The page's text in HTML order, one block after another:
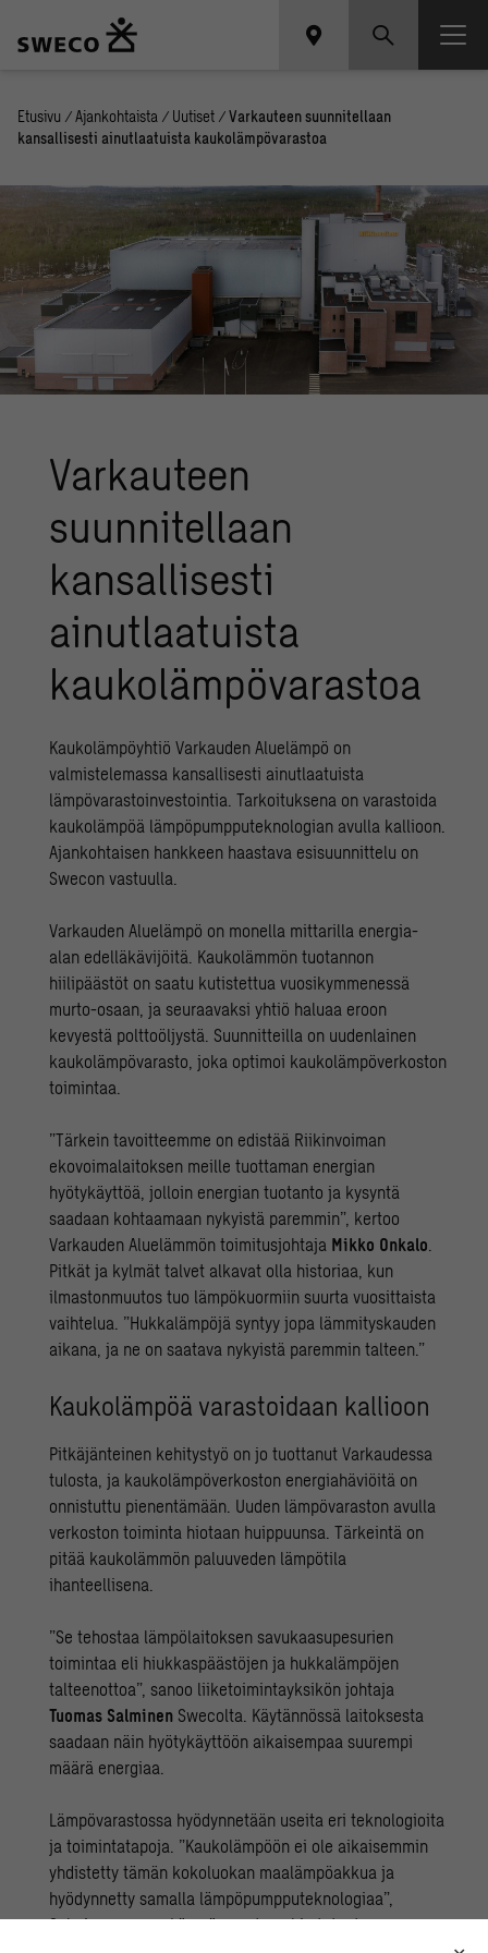
Etusivu / Ajankohtaista / Uutiset / Varkauteen suunnitellaan
kansallisesti ainutlaatuista kaukolämpövarastoa
Varkauteen
suunnitellaan
kansallisesti
ainutlaatuista
kaukolämpövarastoa
Kaukolämpöyhtiö Varkauden Aluelämpö on
valmistelemassa kansallisesti ainutlaatuista
lämpövarastoinvestointia. Tarkoituksena on varastoida
kaukolämpöä lämpöpumpputeknologian avulla kallioon.
Ajankohtaisen hankkeen haastava esisuunnittelu on
Swecon vastuulla.
Varkauden Aluelämpö on monella mittarilla energia-
alan edelläkävijöitä. Kaukolämmön tuotannon
hiilipäästöt on saatu kutistettua vuosikymmenessä
murto-osaan, ja seuraavaksi yhtiö haluaa eroon
kevyestä polttoöljystä. Suunnitteilla on uudenlainen
kaukolämpövarasto, joka optimoi kaukolämpöverkoston
toimintaa.
”Tärkein tavoitteemme on edistää Riikinvoiman
ekovoimalaitoksen meille tuottaman energian
hyötykäyttöä, jolloin energian tuotanto ja kysyntä
saadaan kohtaamaan nykyistä paremmin”, kertoo
Varkauden Aluelämmön toimitusjohtaja Mikko Onkalo
Pitkät ja kylmät talvet alkavat olla historiaa, kun
ilmastonmuutos tuo lämpökuormiin suurta vuosittaista
vaihtelua. ”Hukkalämpöjä syntyy jopa lämmityskauden
aikana, ja ne on saatava nykyistä paremmin talteen.”
Kaukolämpöä varastoidaan kallioon
Pitkäjänteinen kehitystyö on jo tuottanut Varkaudessa
tulosta, ja kaukolämpöverkoston energiahäviöitä on
onnistuttu pienentämään. Uuden lämpövaraston avulla
verkoston toiminta hiotaan huippuunsa. Tärkeintä on
pitää kaukolämmön paluuveden lämpötila
ihanteellisena.
”Se tehostaa lämpölaitoksen savukaasupesurien
toimintaa eli hiukkaspäästöjen ja hukkalämpöjen
talteenottoa”, sanoo liiketoimintayksikön johtaja
Tuomas Salminen Swecolta. Käytännössä laitoksesta
saadaan näin hyötykäyttöön aikaisempaa suurempi
määrä energiaa.
Lämpövarastossa hyödynnetään useita eri teknologioita
ja toimintatapoja. ”Kaukolämpöön ei ole aikaisemmin
yhdistetty tämän kokoluokan maalämpöakkua ja
hyödynnetty samalla lämpöpumpputeknologiaa”,
Salminen sanoo. Lämpövarasto onkin toteutuessaan